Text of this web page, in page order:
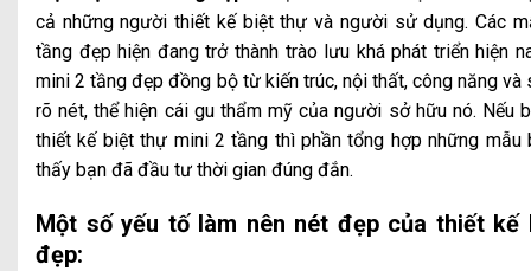
cả những người thiết kế biệt thự và người sử dụng. Các
tầng đẹp hiện đang trở thành trào lưu khá phát triển hiện
mini 2 tầng đẹp đồng bộ từ kiến trúc, nội thất, công năng và
rõ nét, thể hiện cái gu thẩm mỹ của người sở hữu nó. Nếu
thiết kế biệt thự mini 2 tầng thì phần tổng hợp những
thấy bạn đã đầu tư thời gian đúng đắn.
Một số yếu tố làm nên nét đẹp của thiết
đẹp: